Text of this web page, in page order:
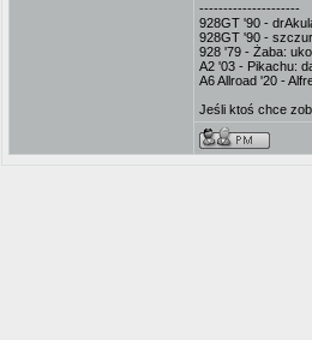
---------------------
928GT '90 -
928GT '90 -
928 '79 - Żaba:
A2 '03 - Pikachu:
A6 Allroad '20 -
Jeśli ktoś chce